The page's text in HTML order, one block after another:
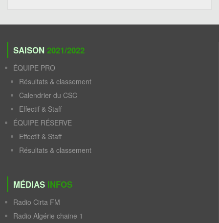
SAISON 2021/2022
ÉQUIPE PRO
Résultats & classement
Calendrier du CSC
Effectif & Staff
ÉQUIPE RÉSERVE
Effectif & Staff
Résultats & classement
MÉDIAS INFOS
Radio Cirta FM
Radio Algérie chaine 1